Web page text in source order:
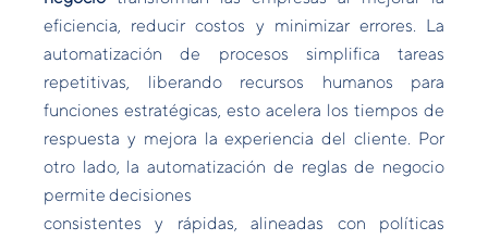
eficiencia, reducir costos y minimizar errores. La
automatización de procesos simplifica tareas
repetitivas, liberando recursos humanos para
funciones estratégicas, esto acelera los tiempos de
respuesta y mejora la experiencia del cliente. Por
otro lado, la automatización de reglas de negocio
permite decisiones
consistentes y rápidas, alineadas con políticas